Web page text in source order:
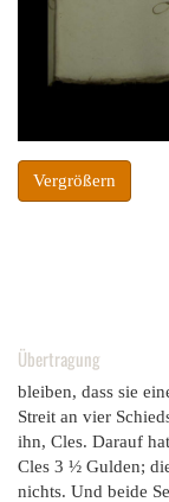
Vergrößern
Übertragung
bleiben, dass sie
Streit an vier
ihn, Cles. Darauf
Cles 3 ½ Gulden;
nichts. Und beide